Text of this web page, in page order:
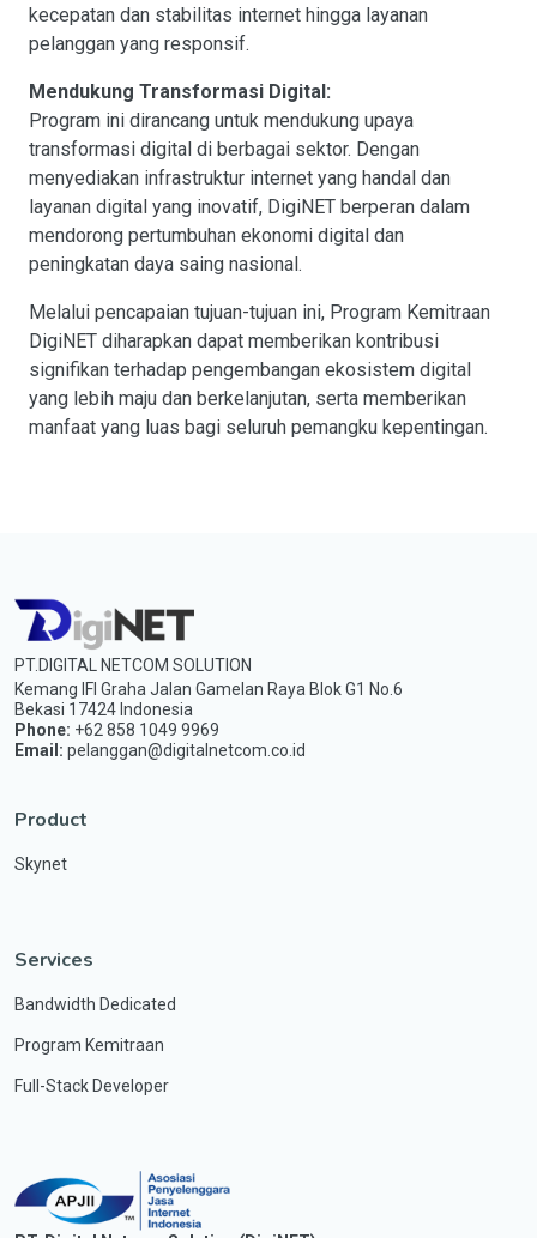
kecepatan dan stabilitas internet hingga layanan
pelanggan yang responsif.
Mendukung Transformasi Digital:
Program ini dirancang untuk mendukung upaya
transformasi digital di berbagai sektor. Dengan
menyediakan infrastruktur internet yang handal dan
layanan digital yang inovatif, DigiNET berperan dalam
mendorong pertumbuhan ekonomi digital dan
peningkatan daya saing nasional.
Melalui pencapaian tujuan-tujuan ini, Program Kemitraan
DigiNET diharapkan dapat memberikan kontribusi
signifikan terhadap pengembangan ekosistem digital
yang lebih maju dan berkelanjutan, serta memberikan
manfaat yang luas bagi seluruh pemangku kepentingan.
PT.DIGITAL NETCOM SOLUTION
Kemang IFI Graha Jalan Gamelan Raya Blok G1 No.6
Bekasi 17424 Indonesia
Phone: +62 858 1049 9969
Email: pelanggan@digitalnetcom.co.id
Product
Skynet
Services
Bandwidth Dedicated
Program Kemitraan
Full-Stack Developer